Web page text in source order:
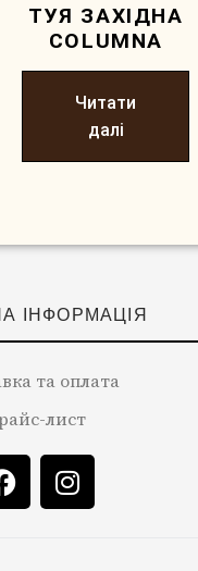
ТУЯ ЗАХІДНА
COLUMNA
Читати
далі
ІНФОРМАЦІЯ
та оплата
лист